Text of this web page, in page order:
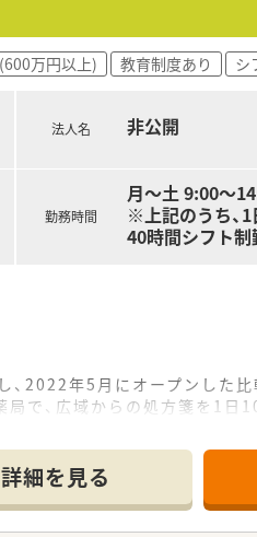
、年間120日以上の
て頂く事が可能です。
で長く働きたい方
さいませ
・教育を行っています。
の成長度合いに合わせた教育
ている法人です。
おりますが、
ていく方針の法人となります。
として運営を行っております。
患者様に興味をもって
も身近に学ぶ環境がございま
なります。
ト環境を整えております。
て頂く事が可能です。
方
万円以上) 教育制度あり シ
法人名 非公開
勤務時間
月〜土 9:00〜
※上記のうち、1
40時間シフト制
2022年5月にオープンした比
で、広域からの処方箋を1日
に進め、より良い薬局作りを
への丁寧な対応や店舗の環境
詳細を見る